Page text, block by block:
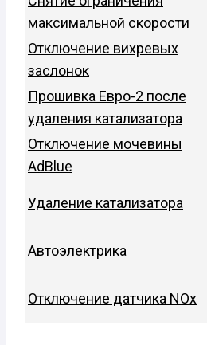
максимальной скорости
Отключение вихревых
заслонок
Прошивка Евро-2 после
удаления катализатора
Отключение мочевины
AdBlue
Удаление катализатора
Автоэлектрика
Отключение датчика NOx